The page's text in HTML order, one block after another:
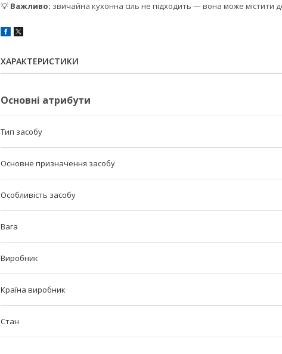
💡 Важливо: звичайна кухонна сіль не підходить — вона може
ХАРАКТЕРИСТИКИ
Основні атрибути
Тип засобу
Основне призначення засобу
Особливість засобу
Вага
Виробник
Країна виробник
Стан